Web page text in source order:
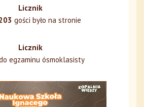
Licznik
gości było na stronie
Licznik
egzaminu ósmoklasisty